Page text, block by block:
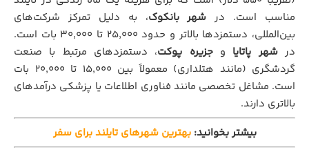
مناسب است. در شهر بانکوک، به دلیل تمرکز شرکت‌های
بین‌المللی، دستمزدها بالاتر و حدود ۲۵,۰۰۰ تا ۳۰,۰۰۰ بات است.
درشهر پاتایا وجزیره پوکت، دستمزدهای مرتبط با صنعت
گردشگری (مانند هتلداری) معمولاً بین ۱۵,۰۰۰ تا ۲۰,۰۰۰ بات
است. مشاغل تخصصی مانند فناوری اطلاعات یا پزشکی درآمدهای
بالاتری دارند.
بیشتر بخوانید:بهترین شهرهای تایلند برای سفر